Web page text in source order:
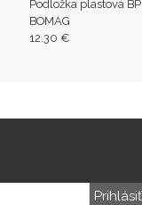
Podložka plastová
BOMAG
12.30 €
Prihlásiť